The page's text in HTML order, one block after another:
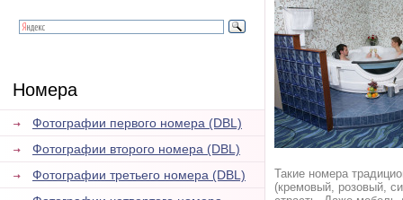
Номера
Фотографии первого номера (DBL)
Фотографии второго номера (DBL)
Фотографии третьего номера (DBL)
Такие номера
(кремовый, розовый,